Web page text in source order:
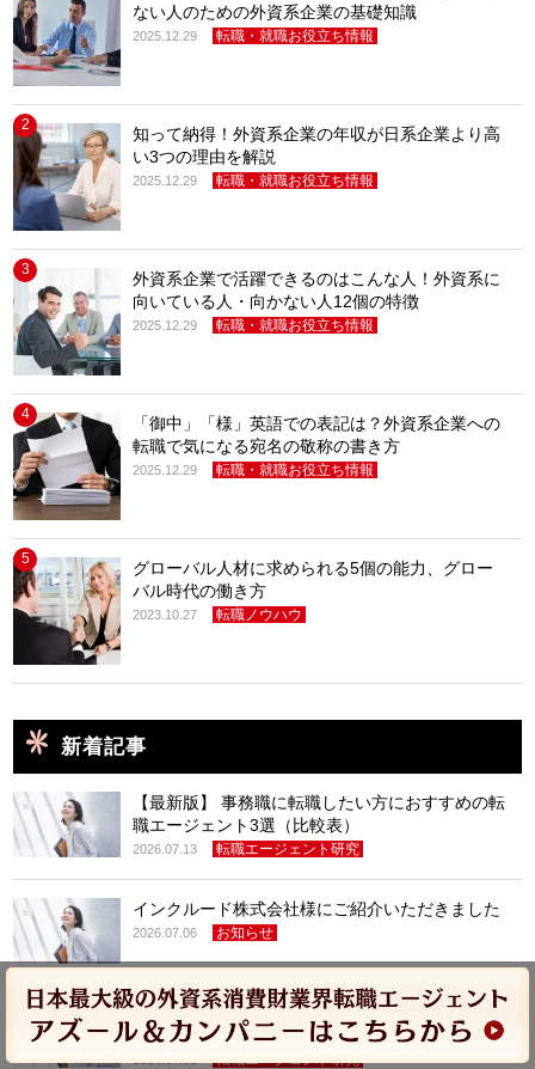
ない人のための外資系企業の基礎知識
2025.12.29 転職・就職お役立ち情報
2
知って納得！外資系企業の年収が日系企業より高
い3つの理由を解説
2025.12.29 転職・就職お役立ち情報
3
外資系企業で活躍できるのはこんな人！外資系に
向いている人・向かない人12個の特徴
2025.12.29 転職・就職お役立ち情報
4
「御中」「様」英語での表記は？外資系企業への
転職で気になる宛名の敬称の書き方
2025.12.29 転職・就職お役立ち情報
5
グローバル人材に求められる5個の能力、グロー
バル時代の働き方
2023.10.27 転職ノウハウ
新着記事
【最新版】 事務職に転職したい方におすすめの転
職エージェント3選（比較表）
2026.07.13 転職エージェント研究
インクルード株式会社様にご紹介いただきました
2026.07.06 お知らせ
【結論】東海転職で登録すべきおすすめエージェ
ント3選（比較表）
2026.07.01 転職エージェント研究